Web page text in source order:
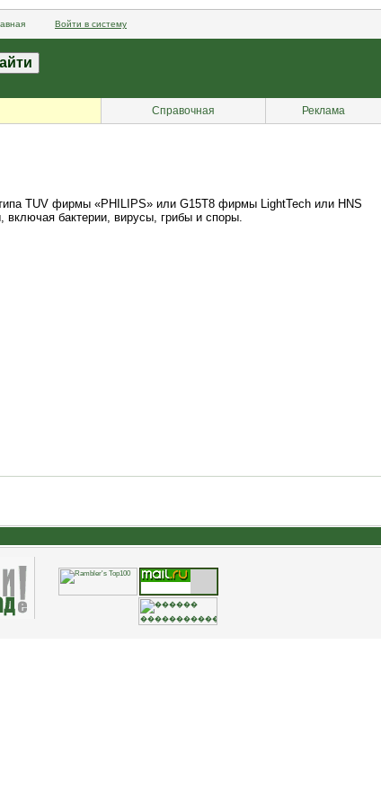
Войти в систему
Справочная Реклама
TUV фирмы «PHILIPS» или G15T8 фирмы LightTech или HNS
бактерии, вирусы, грибы и споры.